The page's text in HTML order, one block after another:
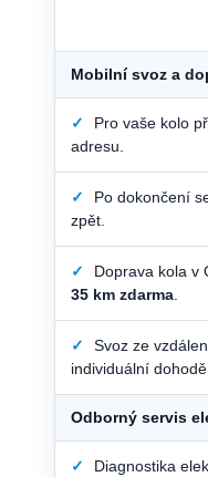
Mobilní svoz a
✓
Pro vaše kolo
adresu.
✓
Po dokončení
zpět.
✓
Doprava kola v
35 km zdarma.
✓ Svoz ze
individuální
Odborný servis
✓ Diagnostika